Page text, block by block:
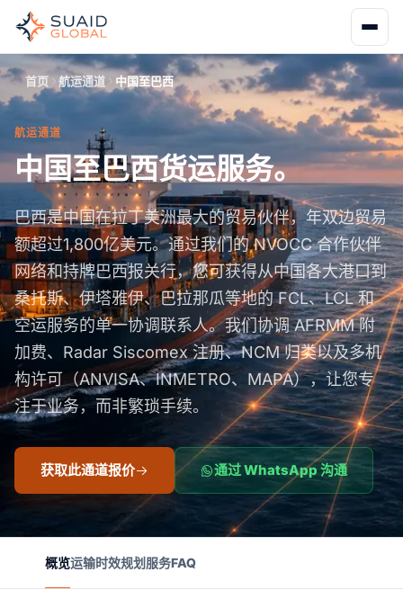
首页 航运通道 中国至巴西
航运通道
中国至巴西货运服务。
巴西是中国在拉丁美洲最大的贸易伙伴，年双边贸易
额超过1,800亿美元。通过我们的 NVOCC 合作伙伴
网络和持牌巴西报关行，您可获得从中国各大港口到
桑托斯、伊塔雅伊、巴拉那瓜等地的 FCL、LCL 和
空运服务的单一协调联系人。我们协调 AFRMM 附
加费、Radar Siscomex 注册、NCM 归类以及多机
构许可（ANVISA、INMETRO、MAPA），让您专
注于业务，而非繁琐手续。
获取此通道报价 通过 WhatsApp 沟通
概览运输时效规划 服务FAQ